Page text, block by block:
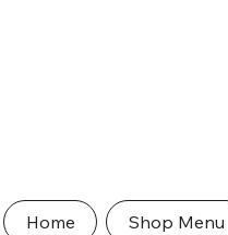
Home Shop Menu